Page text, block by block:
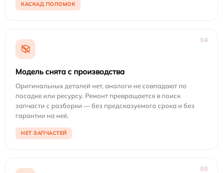
КАСКАД ПОЛОМОК
04
Модель снята с производства
Оригинальных деталей нет, аналоги не совпадают по
посадке или ресурсу. Ремонт превращается в поиск
запчасти с разборки — без предсказуемого срока и без
гарантии на неё.
НЕТ ЗАПЧАСТЕЙ
05